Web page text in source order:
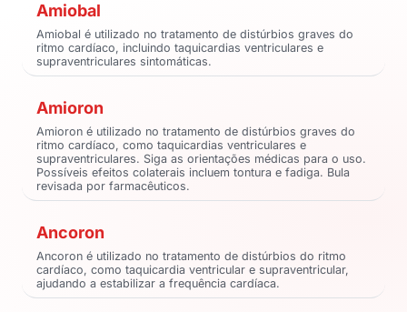
Amiobal
Amiobal é utilizado no tratamento de distúrbios graves do
ritmo cardíaco, incluindo taquicardias ventriculares e
supraventriculares sintomáticas.
Amioron
Amioron é utilizado no tratamento de distúrbios graves do
ritmo cardíaco, como taquicardias ventriculares e
supraventriculares. Siga as orientações médicas para o uso.
Possíveis efeitos colaterais incluem tontura e fadiga. Bula
revisada por farmacêuticos.
Ancoron
Ancoron é utilizado no tratamento de distúrbios do ritmo
cardíaco, como taquicardia ventricular e supraventricular,
ajudando a estabilizar a frequência cardíaca.